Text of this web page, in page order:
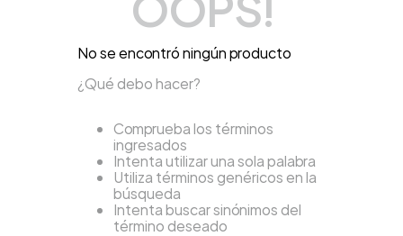
No se encontró ningún producto
¿Qué debo hacer?
Comprueba los términos
ingresados
Intenta utilizar una sola palabra
Utiliza términos genéricos en la
búsqueda
Intenta buscar sinónimos del
término deseado